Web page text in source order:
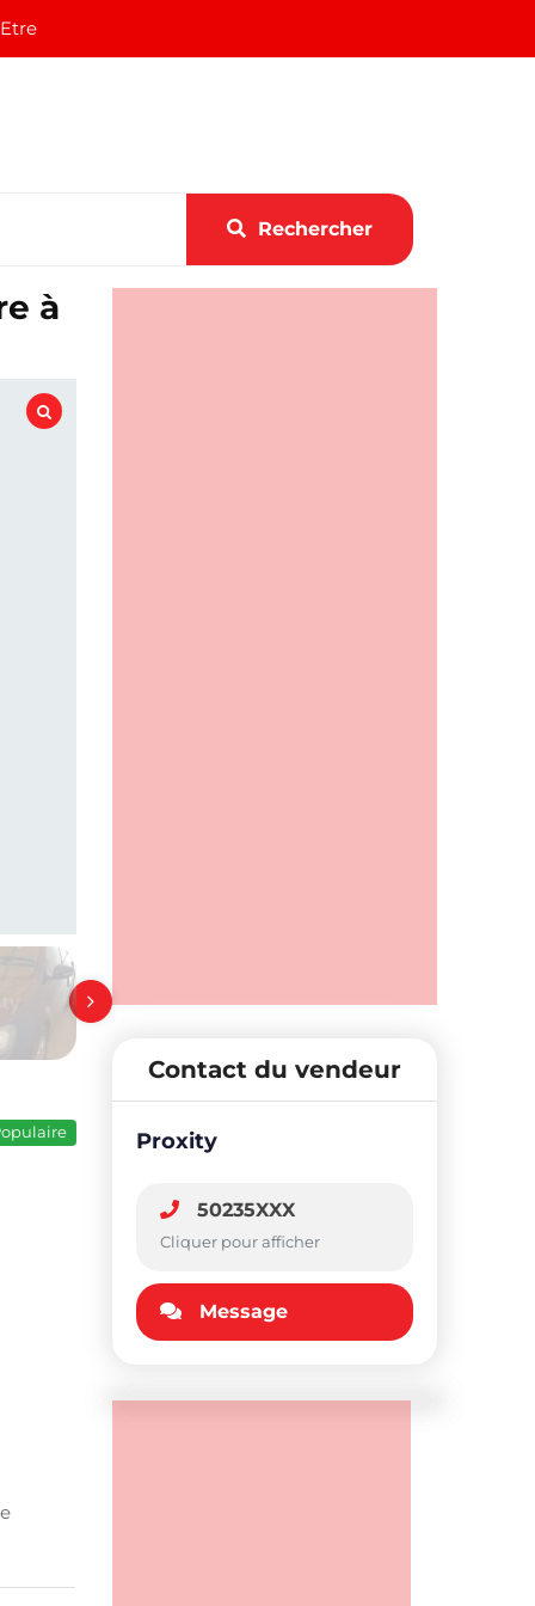
Rechercher
à
Contact du vendeur
Proxity
50235XXX
Cliquer pour afficher
Message